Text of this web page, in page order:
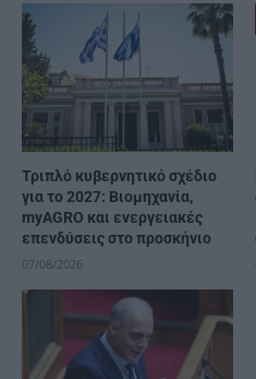
Τριπλό κυβερνητικό σχέδιο
για το 2027: Βιομηχανία,
myAGRO και ενεργειακές
επενδύσεις στο προσκήνιο
07/08/2026